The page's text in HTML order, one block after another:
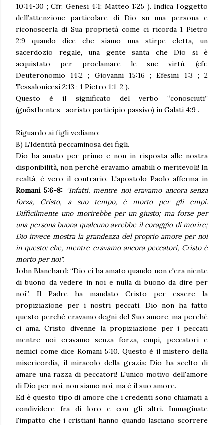
10:14-30 ; Cfr. Genesi 4:1; Matteo 1:25 ). Indica l’oggetto
dell’attenzione particolare di Dio su una persona e
riconoscerla di Sua proprietà come ci ricorda 1 Pietro
2:9 quando dice che siamo una stirpe eletta, un
sacerdozio regale, una gente santa che Dio si è
acquistato per proclamare le sue virtù. (cfr.
Deuteronomio 14:2 ; Giovanni 15:16 ; Efesini 1:3 ; 2
Tessalonicesi 2:13 ; 1 Pietro 1:1-2 ).
Questo è il significato del verbo “conosciuti”
(gnōsthentes- aoristo participio passivo) in Galati 4:9 .
Riguardo ai figli vediamo:
B) L’Identità peccaminosa dei figli.
Dio ha amato per primo e non in risposta alle nostra
disponibilità, non perché eravamo amabili o meritevoli! In
realtà, è vero il contrario. L'apostolo Paolo afferma in
Romani 5:6-8: "Infatti, mentre noi eravamo ancora senza
forza, Cristo, a suo tempo, è morto per gli empi.
Difficilmente uno morirebbe per un giusto; ma forse per
una persona buona qualcuno avrebbe il coraggio di morire;
Dio invece mostra la grandezza del proprio amore per noi
in questo: che, mentre eravamo ancora peccatori, Cristo è
morto per noi".
John Blanchard: “Dio ci ha amato quando non c'era niente
di buono da vedere in noi e nulla di buono da dire per
noi”. Il Padre ha mandato Cristo per essere la
propiziazione per i nostri peccati. Dio non ha fatto
questo perché eravamo degni del Suo amore, ma perché
ci ama. Cristo divenne la propiziazione per i peccati
mentre noi eravamo senza forza, empi, peccatori e
nemici come dice Romani 5:10. Questo è il mistero della
misericordia, il miracolo della grazia: Dio ha scelto di
amare una razza di peccatori! L'unico motivo dell'amore
di Dio per noi, non siamo noi, ma è il suo amore.
Ed è questo tipo di amore che i credenti sono chiamati a
condividere fra di loro e con gli altri. Immaginate
l'impatto che i cristiani hanno quando lasciano scorrere